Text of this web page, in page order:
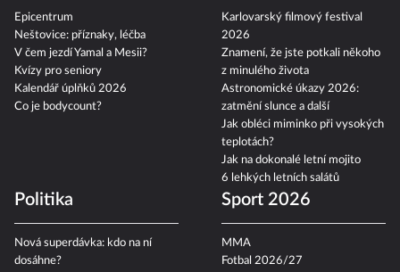
Epicentrum
Neštovice: příznaky, léčba
V čem jezdí Yamal a Mesii?
Kvízy pro seniory
Kalendář úplňků 2026
Co je bodycount?
Karlovarský filmový festival
2026
Znamení, že jste potkali někoho
z minulého života
Astronomické úkazy 2026:
zatmění slunce a další
Jak obléci miminko při vysokých
teplotách?
Jak na dokonalé letní mojito
6 lehkých letních salátů
Politika
Nová superdávka: kdo na ní
dosáhne?
Sport 2026
MMA
Fotbal 2026/27